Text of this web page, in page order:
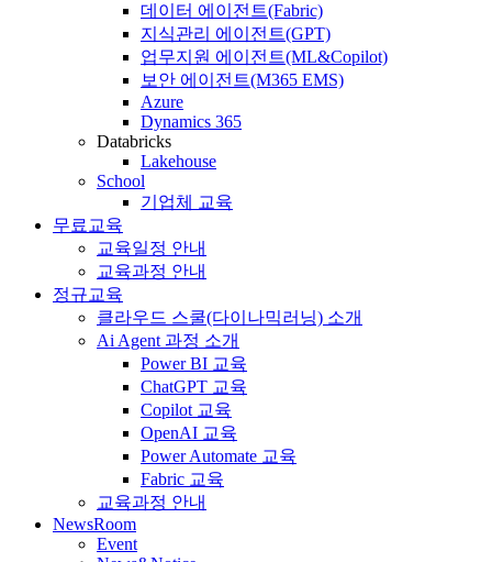
데이터 에이전트(Fabric)
지식관리 에이전트(GPT)
업무지원 에이전트(ML&Copilot)
보안 에이전트(M365 EMS)
Azure
Dynamics 365
Databricks
Lakehouse
School
기업체 교육
무료교육
교육일정 안내
교육과정 안내
정규교육
클라우드 스쿨(다이나믹러닝) 소개
Ai Agent 과정 소개
Power BI 교육
ChatGPT 교육
Copilot 교육
OpenAI 교육
Power Automate 교육
Fabric 교육
교육과정 안내
NewsRoom
Event